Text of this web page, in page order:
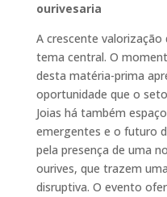
ourivesaria
A crescente
tema central. O
desta matéria-prima
oportunidade que o
Joias há também
emergentes e o futuro
pela presença de uma
ourives, que trazem
disruptiva. O evento